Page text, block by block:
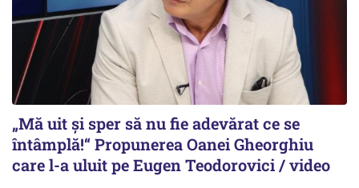
„Mă uit și sper să nu fie adevărat ce se
întâmplă!“ Propunerea Oanei Gheorghiu
care l-a uluit pe Eugen Teodorovici / video